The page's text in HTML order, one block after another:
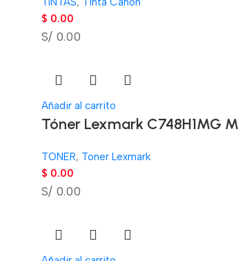
$ 0.00
S/ 0.00
Añadir al carrito
Tóner Lexmark C748H1MG
TONER, Toner Lexmark
$ 0.00
S/ 0.00